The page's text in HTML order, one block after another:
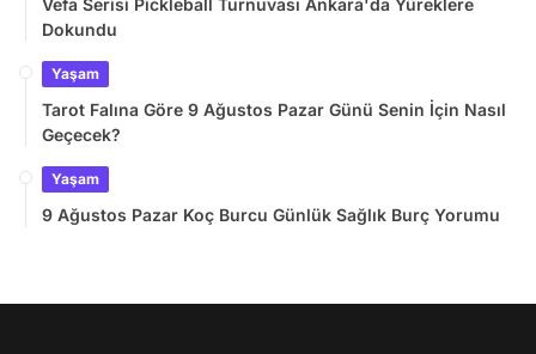
Vefa Serisi Pickleball Turnuvası Ankara'da Yüreklere
Dokundu
Yaşam
Tarot Falına Göre 9 Ağustos Pazar Günü Senin İçin Nasıl
Geçecek?
Yaşam
9 Ağustos Pazar Koç Burcu Günlük Sağlık Burç Yorumu